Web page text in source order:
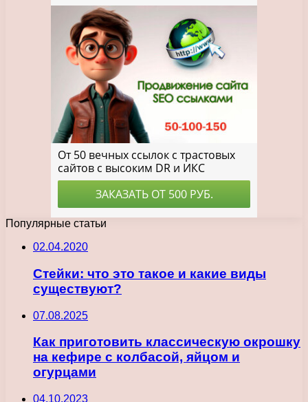
Популярные статьи
02.04.2020
Стейки: что это такое и какие виды
существуют?
07.08.2025
Как приготовить классическую окрошку
на кефире с колбасой, яйцом и
огурцами
04.10.2023